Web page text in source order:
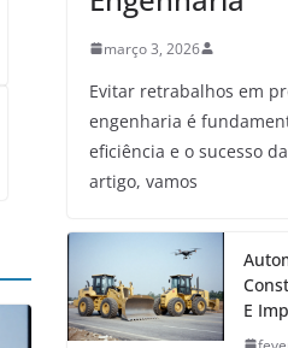
março 3, 2026
Evitar retrabalhos em
engenharia é
eficiência e o sucesso
artigo, vamos
E